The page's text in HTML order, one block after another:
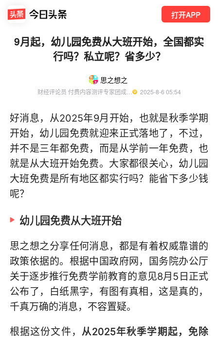
打开APP
9月起，幼儿园免费从大班开始，全国都实
行吗？私立呢？省多少？
思之想之
财经评论员 付费内容测评专家团成员 优质财经领域创作者
  2025-8-6 05:54
好消息，从2025年9月开始，也就是秋季学期
开始，幼儿园免费就迎来正式落地了，不过，
并不是三年都免费，而是从学前一年免费，也
就是从大班开始免费。大家都很关心，幼儿园
大班免费是所有地区都实行吗？能省下多少钱
呢？
幼儿园免费从大班开始
思之想之分享任何消息，都是有着权威靠谱的
政策依据的。根据中国政府网，国务院办公厅
关于逐步推行免费学前教育的意见8月5日正式
公布了，白纸黑字，有图有真相，这是真的，
千真万确的消息，不容置疑。
根据这份文件， 从2025年秋季学期起，免除